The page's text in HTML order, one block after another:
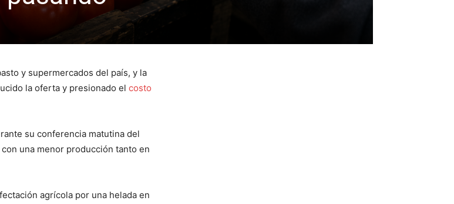
y supermercados del país, y la
la oferta y presionado el costo
su conferencia matutina del
una menor producción tanto en
agrícola por una helada en